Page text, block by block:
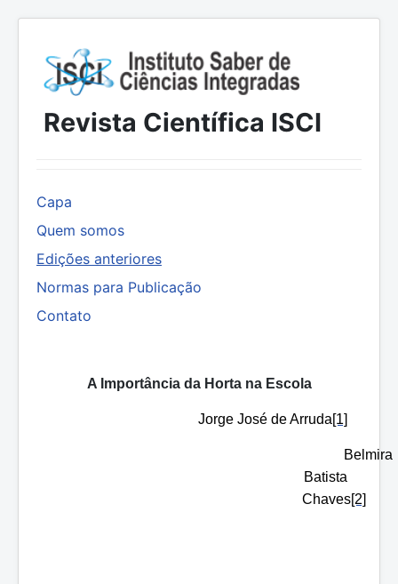
Revista Científica ISCI
Capa
Quem somos
Edições anteriores
Normas para Publicação
Contato
A Importância da Horta na Escola
Jorge José de Arruda[1]
Belmira
Batista
Chaves[2]